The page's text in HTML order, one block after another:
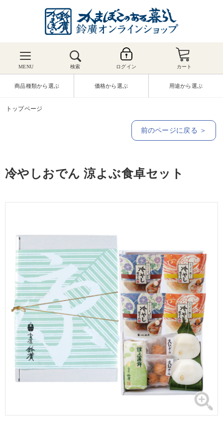
MENU 検索 ログイン カート
商品種類から選ぶ 価格から選ぶ 用途から選ぶ
トップページ
前のページに戻る ＞
冷やしおでん 涼よぶ食卓セット